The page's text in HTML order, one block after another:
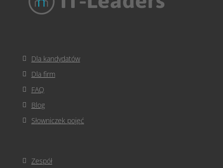
Dla kandydatów
Dla firm
FAQ
Blog
Słowniczek pojęć
Zespół